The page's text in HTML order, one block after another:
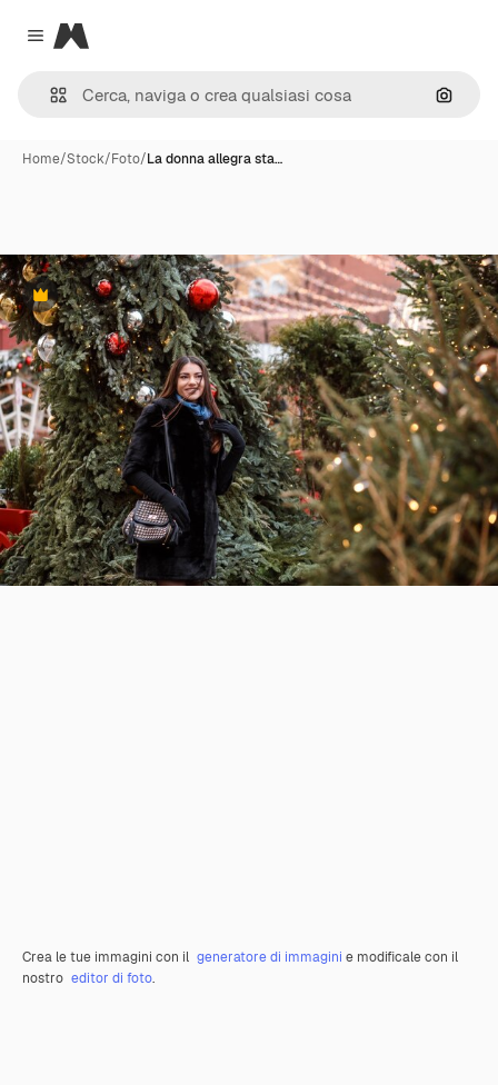
Close menu
Magnific
Cerca
Home/Stock/Foto/La donna allegra sta…
Premium
Crea le tue immagini con il generatore di immagini e modificale con il
nostro editor di foto.